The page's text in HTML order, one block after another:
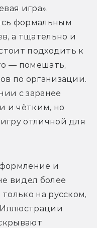
игра».
формальным
а тщательно и
подходить к
— помешать,
по организации.
с заранее
и чётким, но
отличной для
и
видел более
на русском,
Иллюстрации